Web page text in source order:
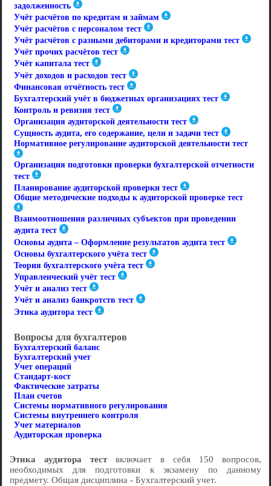
задолженность
Учёт расчётов по кредитам и займам
Учёт расчётов с персоналом тест
Учёт расчётов с разными дебиторами и кредиторами тест
Учёт прочих расчётов тест
Учёт капитала тест
Учёт доходов и расходов тест
Финансовая отчётность тест
Бухгалтерский учёт в бюджетных организациях тест
Контроль и ревизия тест
Организация аудиторской деятельности тест
Сущность аудита, его содержание, цели и задачи тест
Нормативное регулирование аудиторской деятельности тест
Организация подготовки проверки бухгалтерской отчетности
тест
Планирование аудиторской проверки тест
Общие методические подходы к аудиторской проверке тест
Взаимоотношения различных субъектов при проведении
аудита тест
Основы аудита – Оформление результатов аудита тест
Основы бухгалтерского учёта тест
Теория бухгалтерского учёта тест
Управленческий учёт тест
Учёт и анализ тест
Учёт и анализ банкротств тест
Этика аудитора тест
Вопросы для бухгалтеров
Бухгалтерский баланс
Бухгалтерский учет
Учет операций
Стандарт-кост
Фактические затраты
План счетов
Cистемы нормативного регулирования
Cистемы внутреннего контроля
Учет материалов
Аудиторская проверка
Этика аудитора тествключает в себя 150 вопросов,
необходимых для подготовки к экзамену по данному
предмету. Общая дисциплина - Бухгалтерский учет.